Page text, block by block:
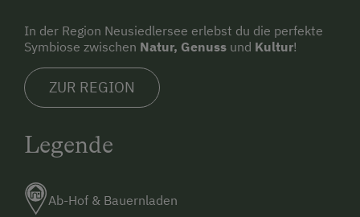
In der Region Neusiedlersee erlebst du die perfekte
Symbiose zwischen Natur, Genuss und Kultur!
ZUR REGION
Legende
Ab-Hof & Bauernladen